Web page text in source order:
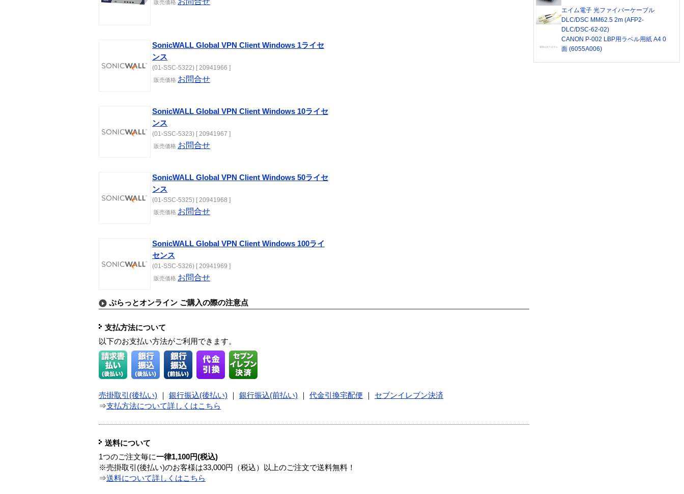
販売価格
SonicWALL Global VPN Client Windows 1ライセ
ンス
(01-SSC-5322) [ 20941966 ]
販売価格 お問合せ
SonicWALL Global VPN Client Windows 10ライセ
ンス
(01-SSC-5323) [ 20941967 ]
販売価格 お問合せ
SonicWALL Global VPN Client Windows 50ライセ
ンス
(01-SSC-5325) [ 20941968 ]
販売価格 お問合せ
SonicWALL Global VPN Client Windows 100ライ
センス
(01-SSC-5326) [ 20941969 ]
販売価格 お問合せ
ぷらっとオンライン ご購入の際の注意点
支払方法について
以下のお支払い方法がご利用できます。
売掛取引(後払い) 銀行振込(後払い) 銀行振込(前払い) 代金引換宅配便
セブンイレブン決済
⇒支払方法について詳しくはこちら
送料について
1つのご注文毎に一律1,100円(税込)
※売掛取引(後払い)のお客様は33,000円（税込）以上のご注文で送料無料！
⇒送料について詳しくはこちら
エイム電子 光ファイバーケーブル
DLC/DSC MM62.5 2m (AFP2-
DLC/DSC-62-02)
CANON P-002 LBP用ラベル用紙 A4 0
面 (6055A006)